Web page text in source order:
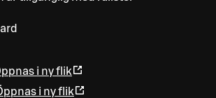
i ny flik
i ny flik